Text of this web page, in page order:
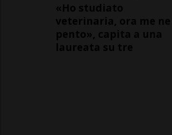
«Ho studiato
veterinaria, ora me ne
pento», capita a una
laureata su tre